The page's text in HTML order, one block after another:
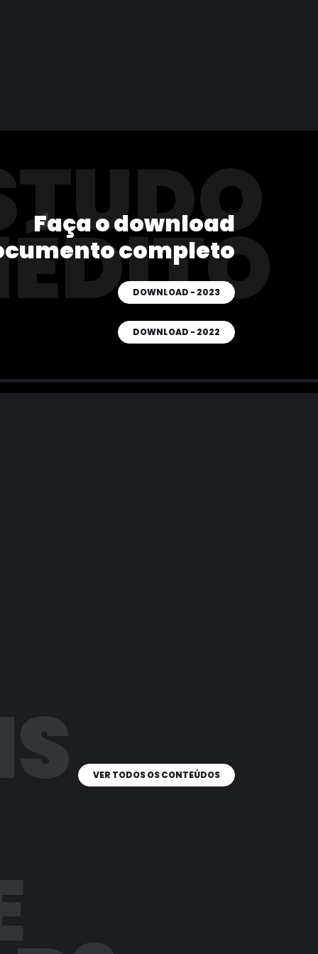
Faça o download
completo
DOWNLOAD - 2023
DOWNLOAD - 2022
VER TODOS OS CONTEÚDOS